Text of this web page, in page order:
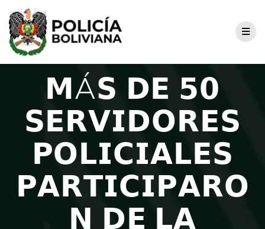
𝗠Á𝗦 𝗗𝗘 𝟱𝟬
𝗦𝗘𝗥𝗩𝗜𝗗𝗢𝗥𝗘𝗦
𝗣𝗢𝗟𝗜𝗖𝗜𝗔𝗟𝗘𝗦
𝗣𝗔𝗥𝗧𝗜𝗖𝗜𝗣𝗔𝗥𝗢
𝗡 𝗗𝗘 𝗟𝗔